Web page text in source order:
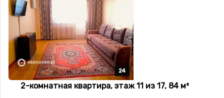
24
24
24
24
24
2-комнатная квартира, этаж 11 из 17, 84 м²